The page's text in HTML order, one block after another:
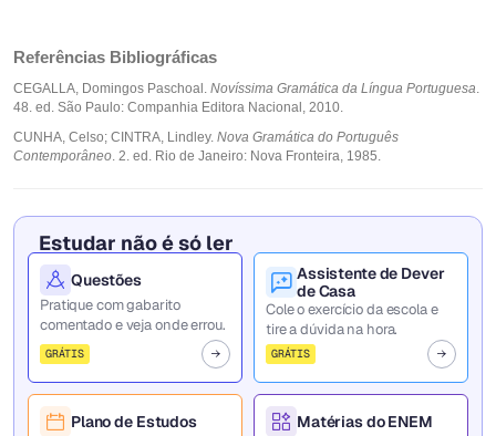
Referências Bibliográficas
CEGALLA, Domingos Paschoal. Novíssima Gramática da Língua Portuguesa.
48. ed. São Paulo: Companhia Editora Nacional, 2010.
CUNHA, Celso; CINTRA, Lindley. Nova Gramática do Português
Contemporâneo. 2. ed. Rio de Janeiro: Nova Fronteira, 1985.
Estudar não é só ler
Questões
Pratique com gabarito
comentado e veja onde errou.
GRÁTIS
Assistente de Dever
de Casa
Cole o exercício da escola e
tire a dúvida na hora.
GRÁTIS
Plano de Estudos Matérias do ENEM